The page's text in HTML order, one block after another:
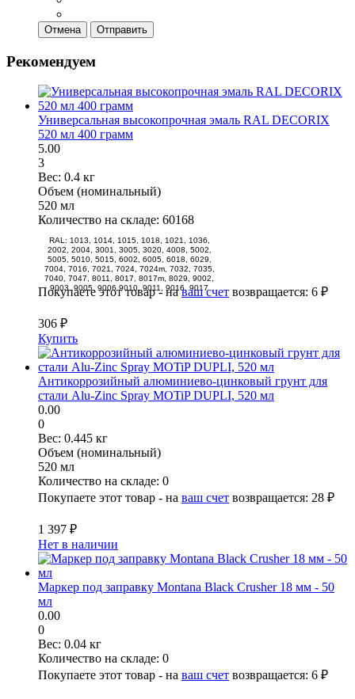
Отмена Отправить
Рекомендуем
Универсальная высокопрочная эмаль RAL DECORIX
520 мл 400 грамм
5.00
3
Вес: 0.4 кг
Объем (номинальный)
520 мл
Количество на складе: 60168
RAL: 1013, 1014, 1015, 1018, 1021, 1036,
2002, 2004, 3001, 3005, 3020, 4008, 5002,
5005, 5010, 5015, 6002, 6005, 6018, 6029,
7004, 7016, 7021, 7024, 7024m, 7032, 7035,
7040, 7047, 8011, 8017, 8017m, 8029, 9002,
9003, 9005, 9006 9010, 9011, 9016, 9017
Покупаете этот товар - наваш счет возвращается: 6 ₽
306 ₽
Купить
Антикоррозийный алюминиево-цинковый грунт для
стали Alu-Zinc Spray MOTiP DUPLI, 520 мл
0.00
0
Вес: 0.445 кг
Объем (номинальный)
520 мл
Количество на складе: 0
Покупаете этот товар - на ваш счет возвращается: 28 ₽
1 397 ₽
Нет в наличии
Маркер под заправку Montana Black Crusher 18 мм - 50
мл
0.00
0
Вес: 0.04 кг
Количество на складе: 0
Покупаете этот товар - на ваш счет возвращается: 6 ₽